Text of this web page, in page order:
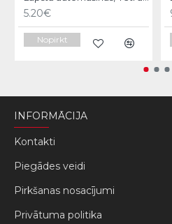
5.20€
Nopirkt
INFORMĀCIJA
Kontakti
Piegādes veidi
Pirkšanas nosacījumi
Privātuma politika